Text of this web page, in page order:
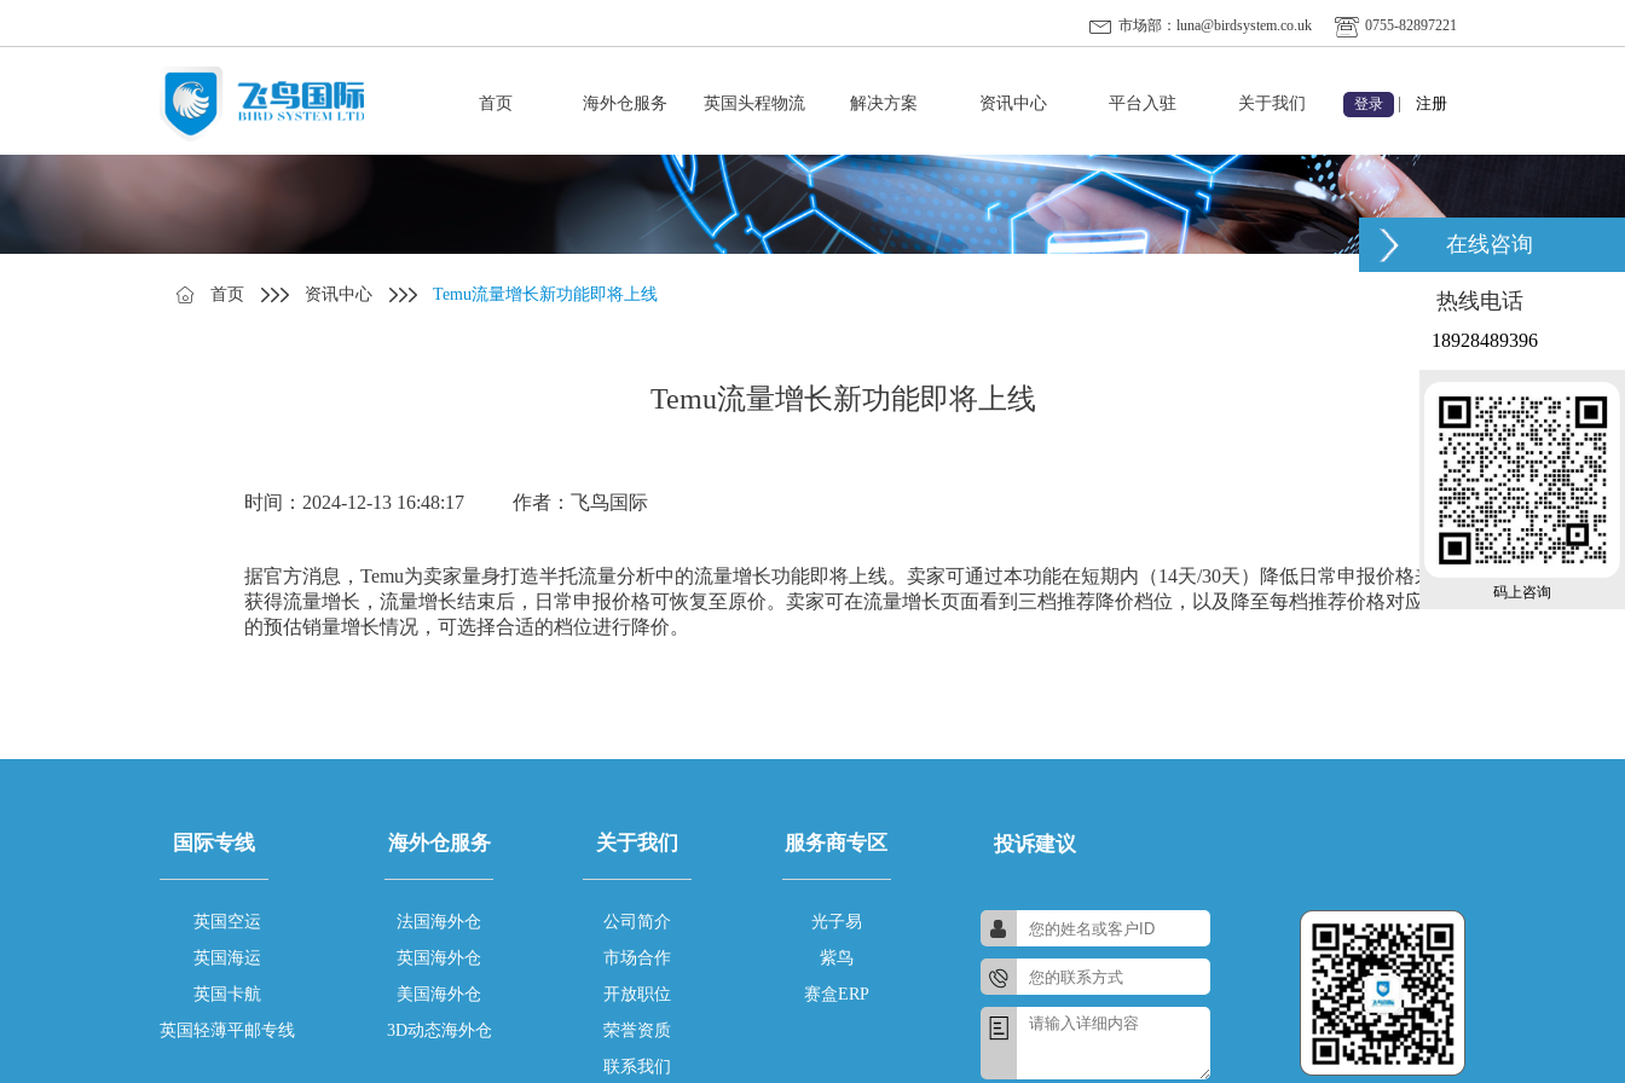
市场部：luna@birdsystem.co.uk 0755-82897221
首页 海外仓服务 英国头程物流 解决方案 资讯中心 平台入驻 关于我们 登录 注册
首页 资讯中心 Temu流量增长新功能即将上线
Temu流量增长新功能即将上线
时间：2024-12-13 16:48:17 作者：飞鸟国际
据官方消息，Temu为卖家量身打造半托流量分析中的流量增长功能即将上线。卖家可通过本功能在短期内（14天/30天）降低日常申报价格来
获得流量增长，流量增长结束后，日常申报价格可恢复至原价。卖家可在流量增长页面看到三档推荐降价档位，以及降至每档推荐价格对应
的预估销量增长情况，可选择合适的档位进行降价。
国际专线
英国空运
英国海运
英国卡航
英国轻薄平邮专线
海外仓服务
法国海外仓
英国海外仓
美国海外仓
3D动态海外仓
关于我们
公司简介
市场合作
开放职位
荣誉资质
联系我们
服务商专区
光子易
紫鸟
赛盒ERP
投诉建议
在线咨询
热线电话
18928489396
码上咨询